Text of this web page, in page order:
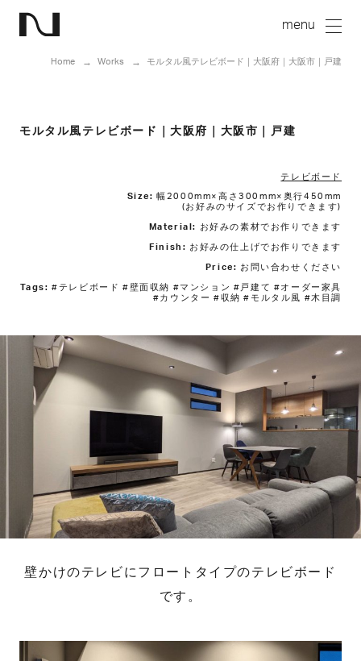
Home Works モルタル風テレビボード｜大阪府｜大阪市｜戸建
モルタル風テレビボード｜大阪府｜大阪市｜戸建
テレビボード
Size:幅2000mm×高さ300mm×奥行450mm
(お好みのサイズでお作りできます)
Material: お好みの素材でお作りできます
Finish: お好みの仕上げでお作りできます
Price: お問い合わせください
Tags:#テレビボード #壁面収納 #マンション #戸建て #オーダー家具
#カウンター #収納 #モルタル風 #木目調
壁かけのテレビにフロートタイプのテレビボード
です。